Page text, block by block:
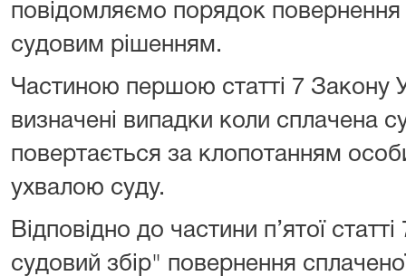
повідомляємо порядок повернення
судовим рішенням.
Частиною першою статті 7 Закону
визначені випадки коли сплачена
повертається за клопотанням
ухвалою суду.
Відповідно до частини п’ятої
судовий збір" повернення